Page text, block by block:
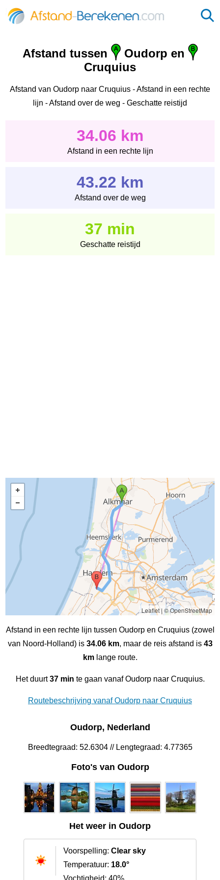
Afstand tussen
Oudorp en
Cruquius
Afstand van Oudorp naar Cruquius - Afstand in een rechte
lijn - Afstand over de weg - Geschatte reistijd
34.06 km
Afstand in een rechte lijn
43.22 km
Afstand over de weg
37 min
Geschatte reistijd
Leaflet| © OpenStreetMap
Afstand in een rechte lijn tussen Oudorp en Cruquius (zowel
van Noord-Holland) is 34.06 km, maar de reis afstand is 43
kmlange route.
Het duurt37 min te gaan vanaf Oudorp naar Cruquius.
Routebeschrijving vanaf Oudorp naar Cruquius
Oudorp, Nederland
Breedtegraad: 52.6304 // Lengtegraad: 4.77365
Foto's van Oudorp
Het weer in Oudorp
Voorspelling: Clear sky
Temperatuur: 18.0°